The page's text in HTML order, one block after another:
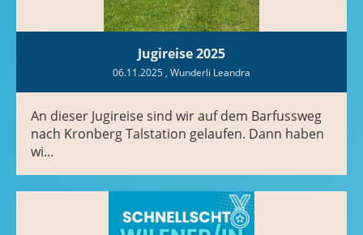
Jugireise 2025
06.11.2025 , Wunderli Leandra
An dieser Jugireise sind wir auf dem Barfussweg
nach Kronberg Talstation gelaufen. Dann haben
wi...